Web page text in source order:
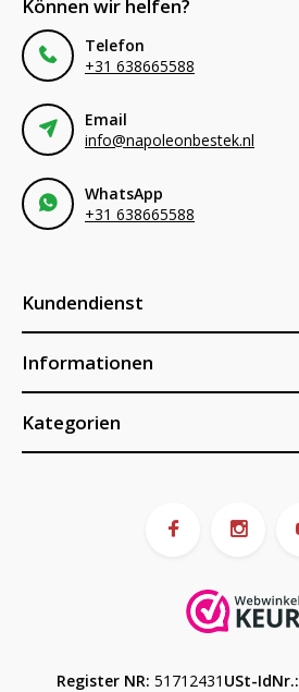
Können wir helfen?
Telefon
+31 638665588
Email
info@napoleonbestek.nl
WhatsApp
+31 638665588
Kundendienst
Informationen
Kategorien
Register NR: 51712431 USt-IdNr.: